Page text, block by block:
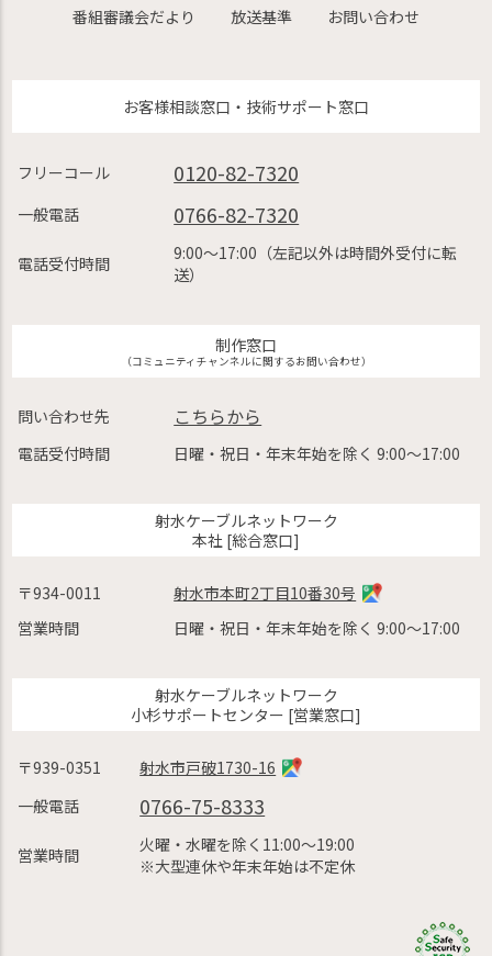
番組審議会だより
放送基準 お問い合わせ
お客様相談窓口・技術サポート窓口
フリーコール 0120-82-7320
一般電話 0766-82-7320
電話受付時間
9:00〜17:00（左記以外は時間外受付に転
送）
制作窓口
（コミュニティチャンネルに関するお問い合わせ）
問い合わせ先 こちらから
電話受付時間 日曜・祝日・年末年始を除く 9:00〜17:00
射水ケーブルネットワーク
本社 [総合窓口]
〒934-0011
射水市本町2丁目10番30号
営業時間
日曜・祝日・年末年始を除く 9:00〜17:00
射水ケーブルネットワーク
小杉サポートセンター [営業窓口]
〒939-0351
射水市戸破1730-16
一般電話
0766-75-8333
営業時間
火曜・水曜を除く11:00〜19:00
※大型連休や年末年始は不定休